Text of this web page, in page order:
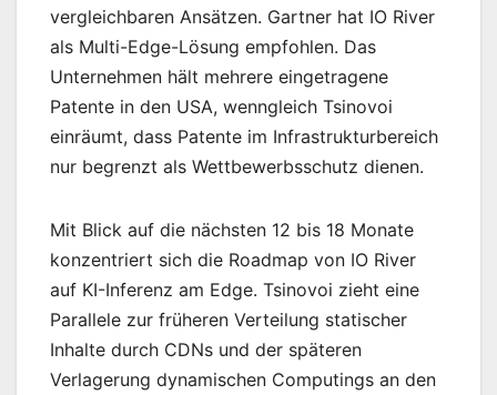
vergleichbaren Ansätzen. Gartner hat IO River
als Multi-Edge-Lösung empfohlen. Das
Unternehmen hält mehrere eingetragene
Patente in den USA, wenngleich Tsinovoi
einräumt, dass Patente im Infrastrukturbereich
nur begrenzt als Wettbewerbsschutz dienen.
Mit Blick auf die nächsten 12 bis 18 Monate
konzentriert sich die Roadmap von IO River
auf KI-Inferenz am Edge. Tsinovoi zieht eine
Parallele zur früheren Verteilung statischer
Inhalte durch CDNs und der späteren
Verlagerung dynamischen Computings an den